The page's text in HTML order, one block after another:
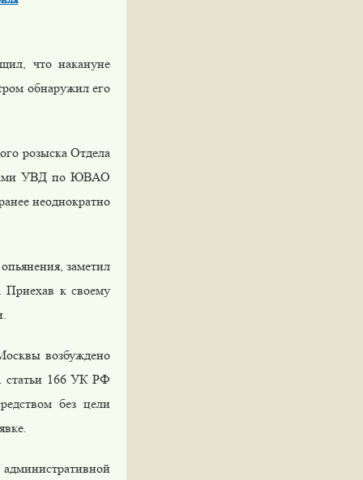
что накануне
обнаружил его
розыска Отдела
УВД по ЮВАО
неоднократно
заметил
Приехав к своему
возбуждено
статьи 166 УК РФ
без цели